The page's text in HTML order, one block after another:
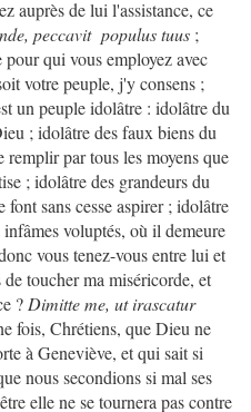
auprès de lui l'assistance, ce
peccavit populus tuus ;
qui vous employez avec
votre peuple, j'y consens ;
un peuple idolâtre : idolâtre du
; idolâtre des faux biens du
par tous les moyens que
; idolâtre des grandeurs du
sans cesse aspirer ; idolâtre
voluptés, où il demeure
vous tenez-vous entre lui et
toucher ma miséricorde, et
? Dimitte me, ut irascatur
fois, Chrétiens, que Dieu ne
à Geneviève, et qui sait si
nous secondions si mal ses
elle ne se tournera pas contre